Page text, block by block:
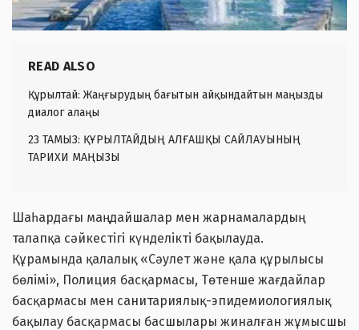
READ ALSO
Құрылтай: Жаңғырудың бағытын айқындайтын маңызды
диалог алаңы
23 ТАМЫЗ: ҚҰРЫЛТАЙДЫҢ АЛҒАШҚЫ САЙЛАУЫНЫҢ
ТАРИХИ МАҢЫЗЫ
Шаһардағы маңдайшалар мен жарнамалардың
талапқа сәйкестігі күнделікті бақылауда.
Құрамында қалалық «Сәулет және қала құрылысы
бөлімі», Полиция басқармасы, Төтенше жағдайлар
басқармасы мен санитариялық-эпидемиологиялық
бақылау басқармасы басшылары жиналған жұмысшы